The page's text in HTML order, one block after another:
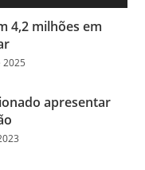
4,2 milhões em
2025
apresentar